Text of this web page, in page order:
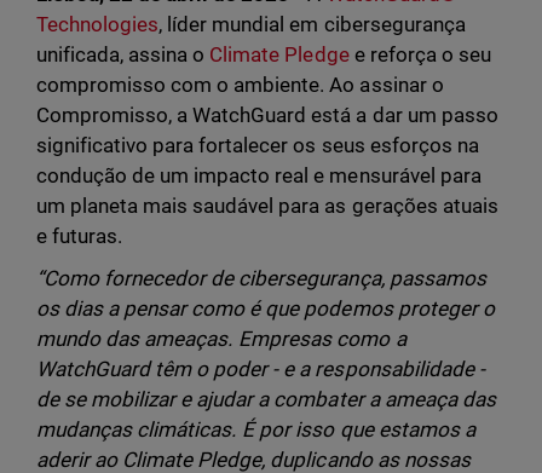
Technologies, líder mundial em cibersegurança
unificada, assina o Climate Pledgee reforça o seu
compromisso com o ambiente. Ao assinar o
Compromisso, a WatchGuard está a dar um passo
significativo para fortalecer os seus esforços na
condução de um impacto real e mensurável para
um planeta mais saudável para as gerações atuais
e futuras.
“Como fornecedor de cibersegurança, passamos
os dias a pensar como é que podemos proteger o
mundo das ameaças. Empresas como a
WatchGuard têm o poder - e a responsabilidade -
de se mobilizar e ajudar a combater a ameaça das
mudanças climáticas. É por isso que estamos a
aderir ao Climate Pledge, duplicando as nossas